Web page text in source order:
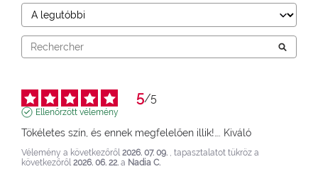
5/5
Ellenőrzött vélemény
Tökéletes szín, és ennek megfelelően illik!…. Kiváló
Vélemény a következőről 2026. 07. 09. , tapasztalatot tükröz a
következőről 2026. 06. 22. a Nadia C.